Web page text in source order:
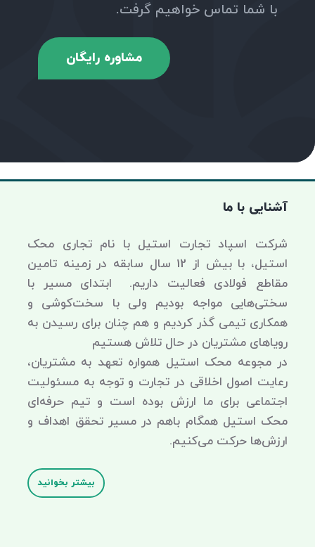
با شما تماس خواهیم گرفت.
مشاوره رایگان
آشنایی با ما
شرکت اسپاد تجارت استیل با نام تجاری محک
استیل، با بیش از 12 سال سابقه در زمینه تامین
مقاطع فولادی فعالیت داریم. ابتدای مسیر با
سختی‌هایی مواجه بودیم ولی با سخت‌کوشی و
همکاری تیمی گذر کردیم و هم چنان برای رسیدن به
رویاهای مشتریان در حال تلاش هستیم
در مجوعه محک استیل همواره تعهد به مشتریان،
رعایت اصول اخلاقی در تجارت و توجه به مسئولیت
اجتماعی برای ما ارزش بوده است و تیم حرفه‌ای
محک استیل همگام باهم در مسیر تحقق اهداف و
ارزش‌ها حرکت می‌کنیم.
بیشتر بخوانید